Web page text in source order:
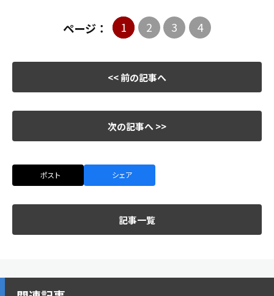
ページ： 1 2 3 4
<< 前の記事へ
次の記事へ >>
ポスト シェア
記事一覧